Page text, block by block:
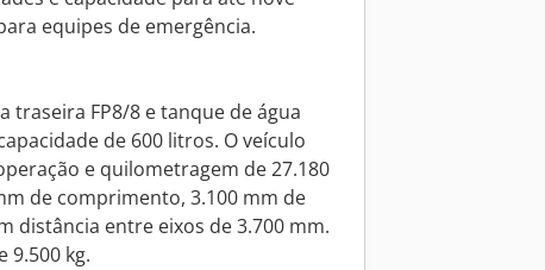
equipes de emergência.
traseira FP8/8 e tanque de água
de 600 litros. O veículo
e quilometragem de 27.180
de comprimento, 3.100 mm de
distância entre eixos de 3.700 mm.
9.500 kg.